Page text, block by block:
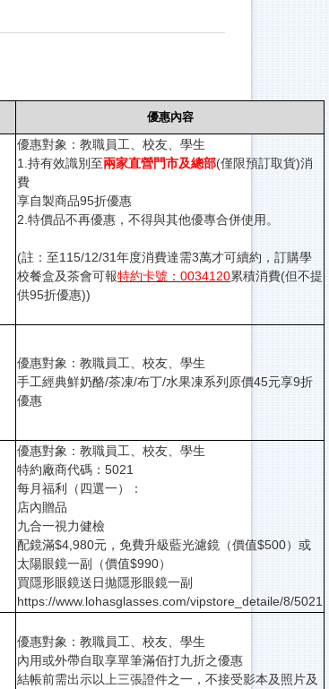
優惠內容
優惠對象：教職員工、校友、學生
1.持有效識別至兩家直營門市及總部(僅限預訂取貨)消
費
享自製商品95折優惠
2.特價品不再優惠，不得與其他優專合併使用。
(註：至115/12/31年度消費達需3萬才可續約，訂購學
校餐盒及茶會可報特約卡號：0034120累積消費(但不提
供95折優惠))
優惠對象：教職員工、校友、學生
手工經典鮮奶酪/茶凍/布丁/水果凍系列原價45元享9折
優惠
優惠對象：教職員工、校友、學生
特約廠商代碼：5021
每月福利（四選一）：
店內贈品
九合一視力健檢
配鏡滿$4,980元，免費升級藍光濾鏡（價值$500）或
太陽眼鏡一副（價值$990）
買隱形眼鏡送日拋隱形眼鏡一副
https://www.lohasglasses.com/vipstore_detaile/8/5021
優惠對象：教職員工、校友、學生
內用或外帶自取享單筆滿佰打九折之優惠
結帳前需出示以上三張證件之一，不接受影本及照片及